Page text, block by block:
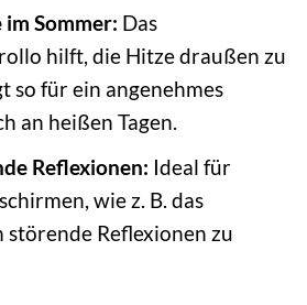
Sommer: Das
hilft, die Hitze draußen zu
so für ein angenehmes
an heißen Tagen.
Reflexionen: Ideal für
wie z. B. das
störende Reflexionen zu